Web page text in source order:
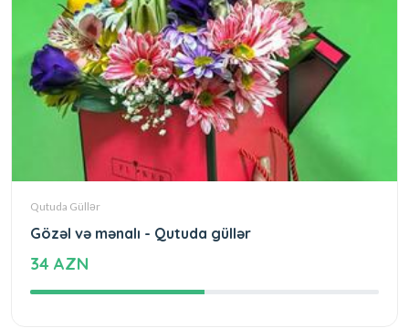
Qutuda Güllər
Gözəl və mənalı - Qutuda güllər
34 AZN